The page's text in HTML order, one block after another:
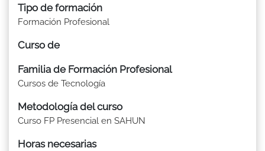
Tipo de formación
Formación Profesional
Curso de
Familia de Formación Profesional
Cursos de Tecnología
Metodología del curso
Curso FP Presencial en SAHUN
Horas necesarias